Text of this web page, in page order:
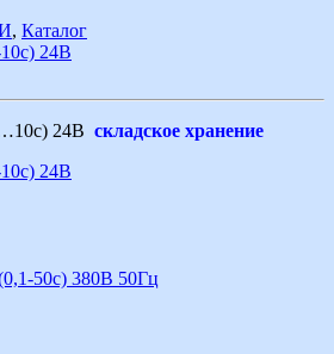
, Каталог
24В
24В складское хранение
24В